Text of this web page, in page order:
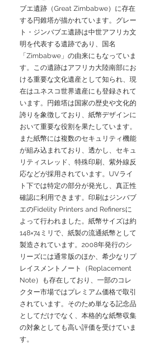
ブエ遺跡（Great Zimbabwe）に存在
する円錐塔が描かれています。グレー
ト・ジンバブエ遺跡は中世アフリカ文
明を代表する遺跡であり、国名
「Zimbabwe」の由来にもなっていま
す。この遺跡はアフリカ大陸南部にお
ける重要な文化遺産として知られ、現
在はユネスコ世界遺産にも登録されて
います。円錐塔は国家の歴史や文化的
誇りを象徴しており、紙幣デザインに
おいて重要な役割を果たしています。
また紙幣には複数のセキュリティ機能
が組み込まれており、透かし、セキュ
リティスレッド、特殊印刷、紫外線反
応などが採用されています。UVライ
ト下では特定の部分が発光し、真正性
確認に利用できます。印刷はジンバブ
エのFidelity Printers and Refinersに
よって行われました。紙幣サイズは約
148×74ミリで、紙製の流通紙幣として
製造されています。2008年発行のシ
リーズには通常版のほか、希少なリプ
レイスメントノート（Replacement
Note）も存在しており、一部のコレ
クター市場ではプレミアム価格で取引
されています。そのため単なる記念品
としてだけでなく、本格的な紙幣収集
の対象としても高い評価を受けていま
す。